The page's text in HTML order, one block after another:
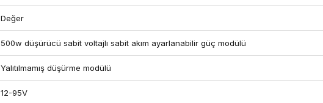
Değer
500w düşürücü sabit voltajlı sabit akım ayarlanabilir güç modülü
Yalıtılmamış düşürme modülü
12-95V